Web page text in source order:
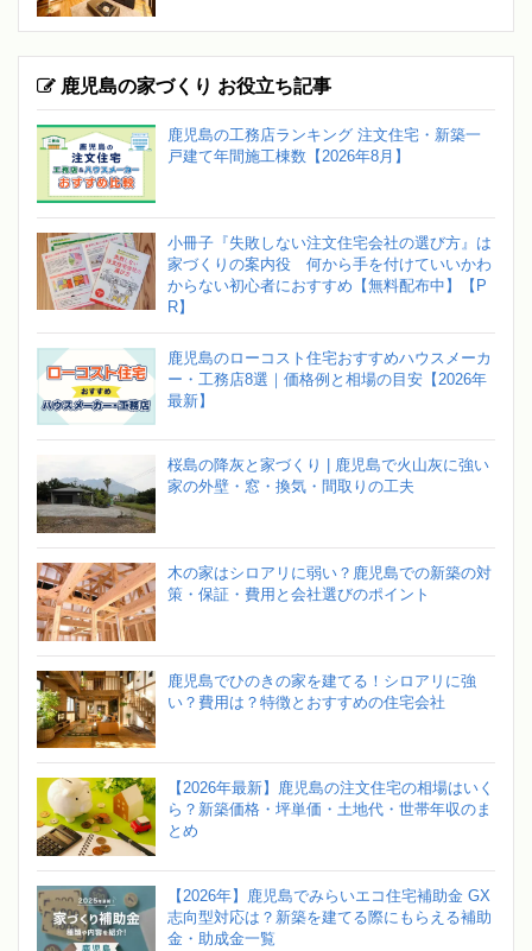
鹿児島の家づくり お役立ち記事
鹿児島の工務店ランキング 注文住宅・新築一
戸建て年間施工棟数【2026年8月】
小冊子『失敗しない注文住宅会社の選び方』は
家づくりの案内役 何から手を付けていいかわ
からない初心者におすすめ【無料配布中】【P
R】
鹿児島のローコスト住宅おすすめハウスメーカ
ー・工務店8選｜価格例と相場の目安【2026年
最新】
桜島の降灰と家づくり | 鹿児島で火山灰に強い
家の外壁・窓・換気・間取りの工夫
木の家はシロアリに弱い？鹿児島での新築の対
策・保証・費用と会社選びのポイント
鹿児島でひのきの家を建てる！シロアリに強
い？費用は？特徴とおすすめの住宅会社
【2026年最新】鹿児島の注文住宅の相場はいく
ら？新築価格・坪単価・土地代・世帯年収のま
とめ
【2026年】鹿児島でみらいエコ住宅補助金 GX
志向型対応は？新築を建てる際にもらえる補助
金・助成金一覧